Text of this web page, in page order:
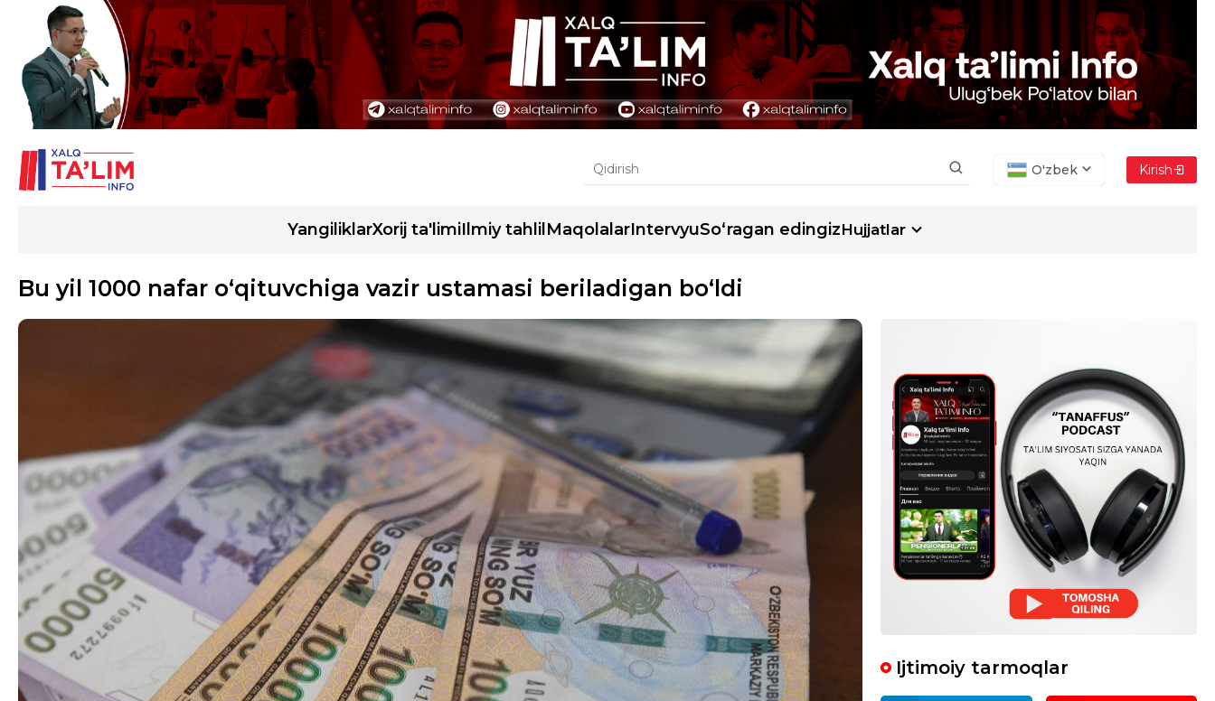
O'zbek Kirish
YangiliklarXorij ta'limiIlmiy tahlil MaqolalarIntervyuSo‘ragan edingizHujjatlar
Bu yil 1000 nafar o‘qituvchiga vazir ustamasi beriladigan bo‘ldi
Ijtimoiy tarmoqlar